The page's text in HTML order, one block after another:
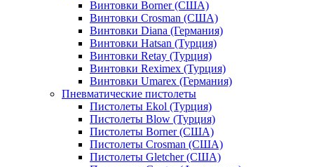
Винтовки Borner (США)
Винтовки Crosman (США)
Винтовки Diana (Германия)
Винтовки Hatsan (Турция)
Винтовки Retay (Турция)
Винтовки Reximex (Турция)
Винтовки Umarex (Германия)
Пневматические пистолеты
Пистолеты Ekol (Турция)
Пистолеты Blow (Турция)
Пистолеты Borner (США)
Пистолеты Crosman (США)
Пистолеты Gletcher (США)